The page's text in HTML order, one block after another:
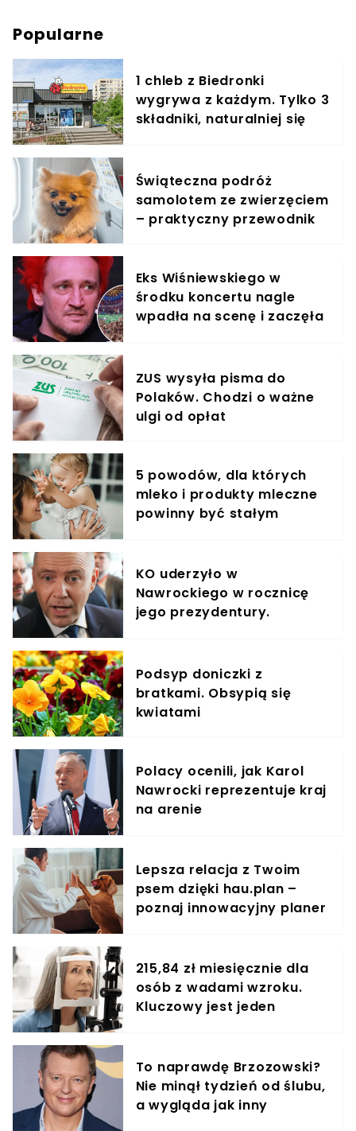
Popularne
1 chleb z Biedronki
wygrywa z każdym. Tylko 3
składniki, naturalniej się
Świąteczna podróż
samolotem ze zwierzęciem
– praktyczny przewodnik
Eks Wiśniewskiego w
środku koncertu nagle
wpadła na scenę i zaczęła
ZUS wysyła pisma do
Polaków. Chodzi o ważne
ulgi od opłat
5 powodów, dla których
mleko i produkty mleczne
powinny być stałym
KO uderzyło w
Nawrockiego w rocznicę
jego prezydentury.
Podsyp doniczki z
bratkami. Obsypią się
kwiatami
Polacy ocenili, jak Karol
Nawrocki reprezentuje kraj
na arenie
Lepsza relacja z Twoim
psem dzięki hau.plan –
poznaj innowacyjny planer
215,84 zł miesięcznie dla
osób z wadami wzroku.
Kluczowy jest jeden
To naprawdę Brzozowski?
Nie minął tydzień od ślubu,
a wygląda jak inny